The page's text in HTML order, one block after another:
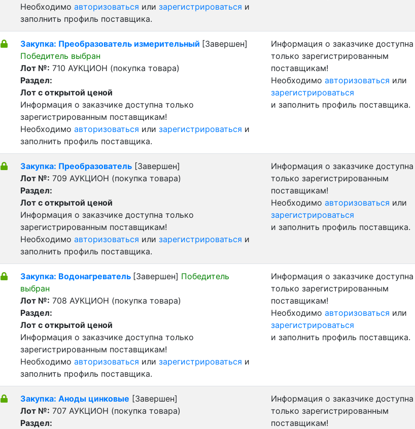
Необходимо авторизоваться или зарегистрироваться и
заполнить профиль поставщика.
Закупка: Преобразователь измерительный [Завершен]
Победитель выбран
Лот №: 710 АУКЦИОН (покупка товара)
Раздел:
Лот с открытой ценой
Информация о заказчике доступна только
зарегистрированным поставщикам!
Необходимо авторизоваться или зарегистрироваться и
заполнить профиль поставщика.
Информация о заказчике доступна
только зарегистрированным
поставщикам!
Необходимо авторизоваться или
зарегистрироваться
и заполнить профиль поставщика.
Закупка: Преобразователь [Завершен]
Лот №: 709 АУКЦИОН (покупка товара)
Раздел:
Лот с открытой ценой
Информация о заказчике доступна только
зарегистрированным поставщикам!
Необходимо авторизоваться или зарегистрироваться и
заполнить профиль поставщика.
Информация о заказчике доступна
только зарегистрированным
поставщикам!
Необходимо авторизоваться или
зарегистрироваться
и заполнить профиль поставщика.
Закупка: Водонагреватель [Завершен] Победитель
выбран
Лот №: 708 АУКЦИОН (покупка товара)
Раздел:
Лот с открытой ценой
Информация о заказчике доступна только
зарегистрированным поставщикам!
Необходимо авторизоваться или зарегистрироваться и
заполнить профиль поставщика.
Информация о заказчике доступна
только зарегистрированным
поставщикам!
Необходимо авторизоваться или
зарегистрироваться
и заполнить профиль поставщика.
Закупка: Аноды цинковые [Завершен]
Лот №: 707 АУКЦИОН (покупка товара)
Раздел:
Информация о заказчике доступна
только зарегистрированным
поставщикам!